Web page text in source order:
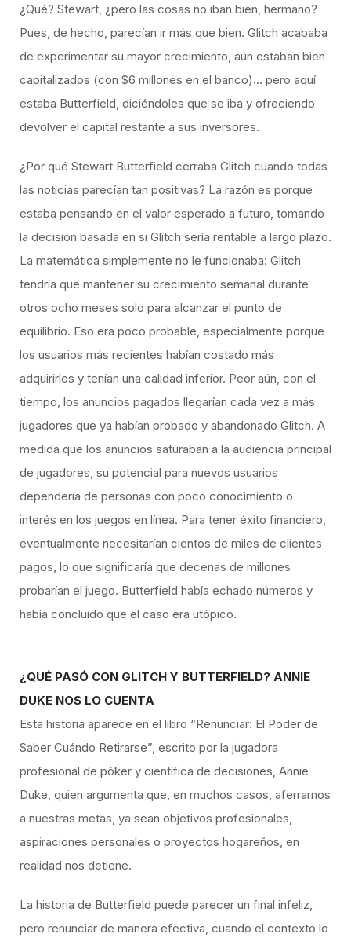
¿Qué? Stewart, ¿pero las cosas no iban bien, hermano?
Pues, de hecho, parecían ir más que bien. Glitch acababa
de experimentar su mayor crecimiento, aún estaban bien
capitalizados (con $6 millones en el banco)… pero aquí
estaba Butterfield, diciéndoles que se iba y ofreciendo
devolver el capital restante a sus inversores.
¿Por qué Stewart Butterfield cerraba Glitch cuando todas
las noticias parecían tan positivas? La razón es porque
estaba pensando en el valor esperado a futuro, tomando
la decisión basada en si Glitch sería rentable a largo plazo.
La matemática simplemente no le funcionaba: Glitch
tendría que mantener su crecimiento semanal durante
otros ocho meses solo para alcanzar el punto de
equilibrio. Eso era poco probable, especialmente porque
los usuarios más recientes habían costado más
adquirirlos y tenían una calidad inferior. Peor aún, con el
tiempo, los anuncios pagados llegarían cada vez a más
jugadores que ya habían probado y abandonado Glitch. A
medida que los anuncios saturaban a la audiencia principal
de jugadores, su potencial para nuevos usuarios
dependería de personas con poco conocimiento o
interés en los juegos en línea. Para tener éxito financiero,
eventualmente necesitarían cientos de miles de clientes
pagos, lo que significaría que decenas de millones
probarían el juego. Butterfield había echado números y
había concluido que el caso era utópico.
¿QUÉ PASÓ CON GLITCH Y BUTTERFIELD? ANNIE
DUKE NOS LO CUENTA
Esta historia aparece en el libro “Renunciar: El Poder de
Saber Cuándo Retirarse”, escrito por la jugadora
profesional de póker y científica de decisiones, Annie
Duke, quien argumenta que, en muchos casos, aferrarnos
a nuestras metas, ya sean objetivos profesionales,
aspiraciones personales o proyectos hogareños, en
realidad nos detiene.
La historia de Butterfield puede parecer un final infeliz,
pero renunciar de manera efectiva, cuando el contexto lo